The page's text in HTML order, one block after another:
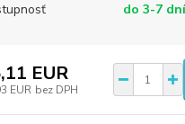
do 3-7 dní
EUR
EUR bez DPH